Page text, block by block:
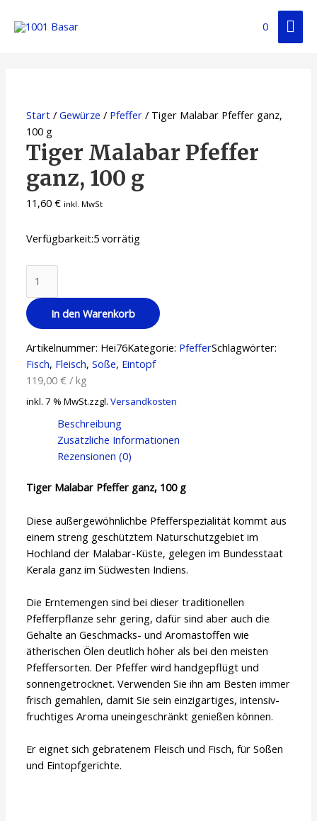
0
Start /Gewürze / Pfeffer / Tiger Malabar Pfeffer ganz,
100 g
Tiger Malabar Pfeffer
ganz, 100 g
11,60€ inkl. MwSt
Verfügbarkeit:5 vorrätig
In den Warenkorb
Artikelnummer: Hei76Kategorie: PfefferSchlagwörter:
Fisch, Fleisch,Soße, Eintopf
119,00€ /kg
inkl. 7 % MwSt.zzgl.Versandkosten
Beschreibung
Zusätzliche Informationen
Rezensionen (0)
Tiger Malabar Pfeffer ganz, 100 g
Diese außergewöhnlichbe Pfefferspezialität kommt aus
einem streng geschütztem Naturschutzgebiet im
Hochland der Malabar-Küste, gelegen im Bundesstaat
Kerala ganz im Südwesten Indiens.
Die Erntemengen sind bei dieser traditionellen
Pfefferpflanze sehr gering, dafür sind aber auch die
Gehalte an Geschmacks- und Aromastoffen wie
ätherischen Ölen deutlich höher als bei den meisten
Pfeffersorten. Der Pfeffer wird handgepflügt und
sonnengetrocknet. Verwenden Sie ihn am Besten immer
frisch gemahlen, damit Sie sein einzigartiges, intensiv-
fruchtiges Aroma uneingeschränkt genießen können.
Er eignet sich gebratenem Fleisch und Fisch, für Soßen
und Eintopfgerichte.